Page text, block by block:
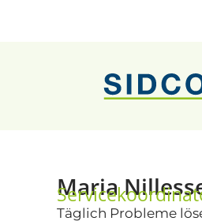
Maria
Täglich Probleme